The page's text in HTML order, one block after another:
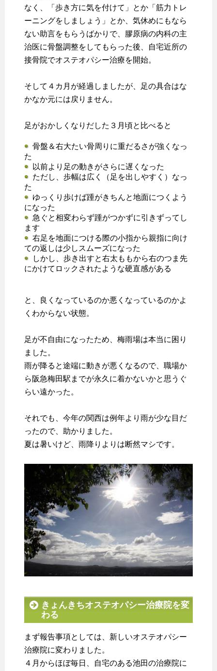
なく、「歩き方に気を付けて」とか「筋力トレ
ーニングをしましょう」とか、気休めにもなら
ない助言をもらうばかりで、膠原病の内科の主
治医に骨盤調整をしてもらった後、自宅近所の
接骨院でオステオパシー治療を開始。
そして４カ月が経過しましたが、足の具合はな
かなか元には戻りません。
足がおかしくなりだした３月頃と比べると
骨盤＆右大たい骨周りに重だるさが強くなっ
た
以前より足の動きがさらに遅くなった
ただし、歩幅は広く（足を出しやすく）なっ
た
ゆっくり歩けば踵がきちんと地面につくよう
になった
急ぐと相変わらず踵がつかずに引きずってし
ます
右足を地面につける際の小指から親指に向け
ての返しは少しスムーズになった
しかし、歩き出すと右太ももから右のつま先
にかけてロックされたような硬直感がある
と、良くなっているのか悪くなっているのかよ
くわからない状態。
足が不自由になったため、梅雨場は本当に困り
ました。
雨が降ると途端に動きが悪くなるので、職場か
ら阪急梅田駅までが永久に着かないかと思うぐ
らい遠かった。
それでも、今年の関西は例年より雨が少な目だ
ったので、助かりました。
夏は暑いけど、雨降りよりは断然マシです。
きょんきちオステオパシー治療院を変
わる
まず報告事項としては、新しいオステオパシー
治療院に変わりました。
４月からほぼ毎日、自宅のある池田の治療院に